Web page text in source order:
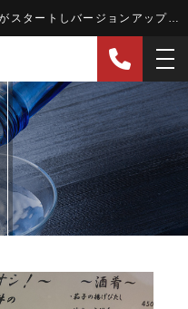
【る主水三宮店】12月より新メニューがスタートしバージョンアップ!！ - 遊食酒家 る主水（るもんど）遊食酒家 る主水（るもんど）